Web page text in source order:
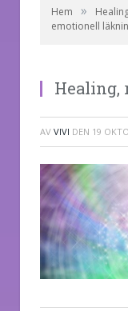
Hem »
emotionell
Healing,
AV VIVI DEN 19